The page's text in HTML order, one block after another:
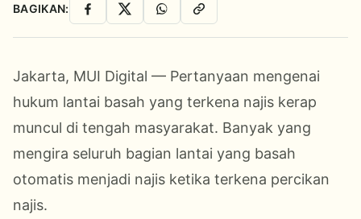
BAGIKAN: Facebook
X WhatsAppSalin Link
Jakarta, MUI Digital — Pertanyaan mengenai
hukum lantai basah yang terkena najis kerap
muncul di tengah masyarakat. Banyak yang
mengira seluruh bagian lantai yang basah
otomatis menjadi najis ketika terkena percikan
najis.